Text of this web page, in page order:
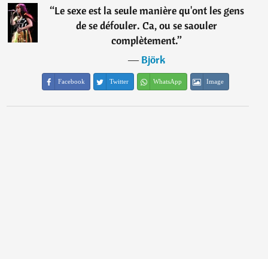
“Le sexe est la seule manière qu'ont les gens
de se défouler. Ca, ou se saouler
complètement.”
―Björk
Facebook Twitter WhatsApp Image